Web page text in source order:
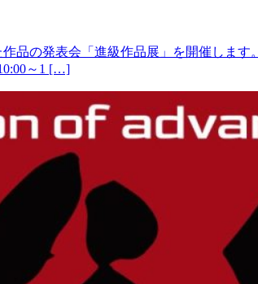
品の発表会「進級作品展」を開催しま
～1 […]